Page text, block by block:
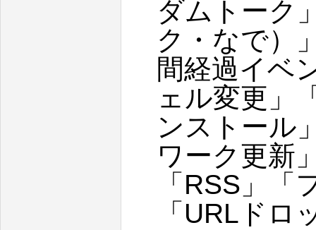
ダムトーク
ク・なで）
間経過イベ
ェル変更」
ンストール
ワーク更新
「RSS」
「URLド